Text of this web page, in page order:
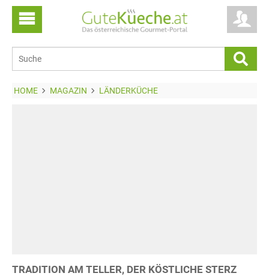
HOME MAGAZIN LÄNDERKÜCHE
TRADITION AM TELLER, DER KÖSTLICHE STERZ